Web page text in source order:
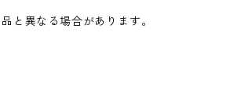
と異なる場合があります。